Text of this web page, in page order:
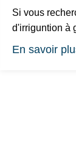
Si vous
d'irriguntion à
compacte et
En savoir